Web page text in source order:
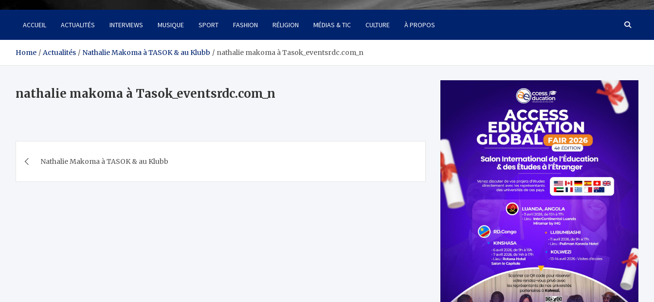
ACCUEIL ACTUALITÉS INTERVIEWS MUSIQUE SPORT FASHION RÉLIGION MÉDIAS & TIC CULTURE À PROPOS
Home Actualités Nathalie Makoma à TASOK & au Klubb nathalie makoma à Tasok_eventsrdc.com_n
nathalie makoma à Tasok_eventsrdc.com_n
de
Nathalie Makoma à TASOK & au Klubb